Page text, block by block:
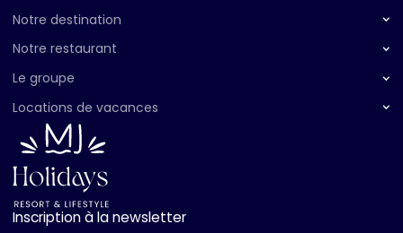
Notre destination
Notre restaurant
Le groupe
Locations de vacances
Inscription à la newsletter